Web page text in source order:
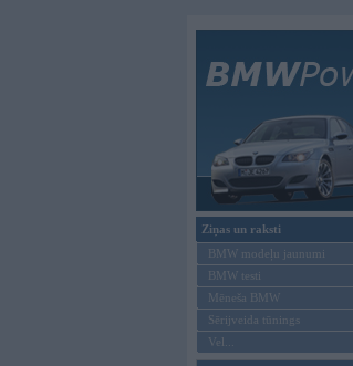
Ziņas un raksti
BMW modeļu jaunumi
BMW testi
Mēneša BMW
Sērijveida tūnings
Vel...